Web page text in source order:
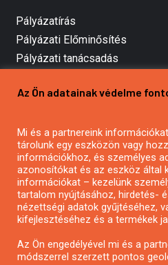
Pályázatírás
Pályázati Előminősítés
Pályázati tanácsadás
Mezőgazdasági pályázatírás
Pályázatírás civil
Pályázatírás
Pályázatfigyelés
Specifikus pályázatfigyelés
Az Ön adatainak védelme
Mi és a partnereink
tárolunk egy eszközön vagy
információkhoz, és személyes
azonosítókat és az eszköz által
információkat – kezelünk
tartalom nyújtásához, hirdetés-
nézettségi adatok gyűjtéséhez,
kifejlesztéséhez és a termékek
Az Ön engedélyével mi és a
módszerrel szerzett pontos